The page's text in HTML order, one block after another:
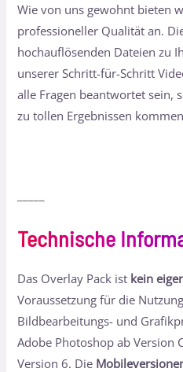
Wie von uns gewohnt bieten
professioneller Qualität an.
hochauflösenden Dateien zu
unserer Schritt-für-Schritt
alle Fragen beantwortet sein,
zu tollen Ergebnissen
Technische
Das Overlay Pack ist kein
Voraussetzung für die
Bildbearbeitungs- und
Adobe Photoshop ab Version
Version 6. Die